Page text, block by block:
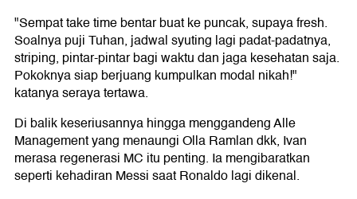
"Sempat take time bentar buat ke puncak, supaya fresh.
Soalnya puji Tuhan, jadwal syuting lagi padat-padatnya,
striping, pintar-pintar bagi waktu dan jaga kesehatan saja.
Pokoknya siap berjuang kumpulkan modal nikah!"
katanya seraya tertawa.
Di balik keseriusannya hingga menggandeng Alle
Management yang menaungi Olla Ramlan dkk, Ivan
merasa regenerasi MC itu penting. Ia mengibaratkan
seperti kehadiran Messi saat Ronaldo lagi dikenal.